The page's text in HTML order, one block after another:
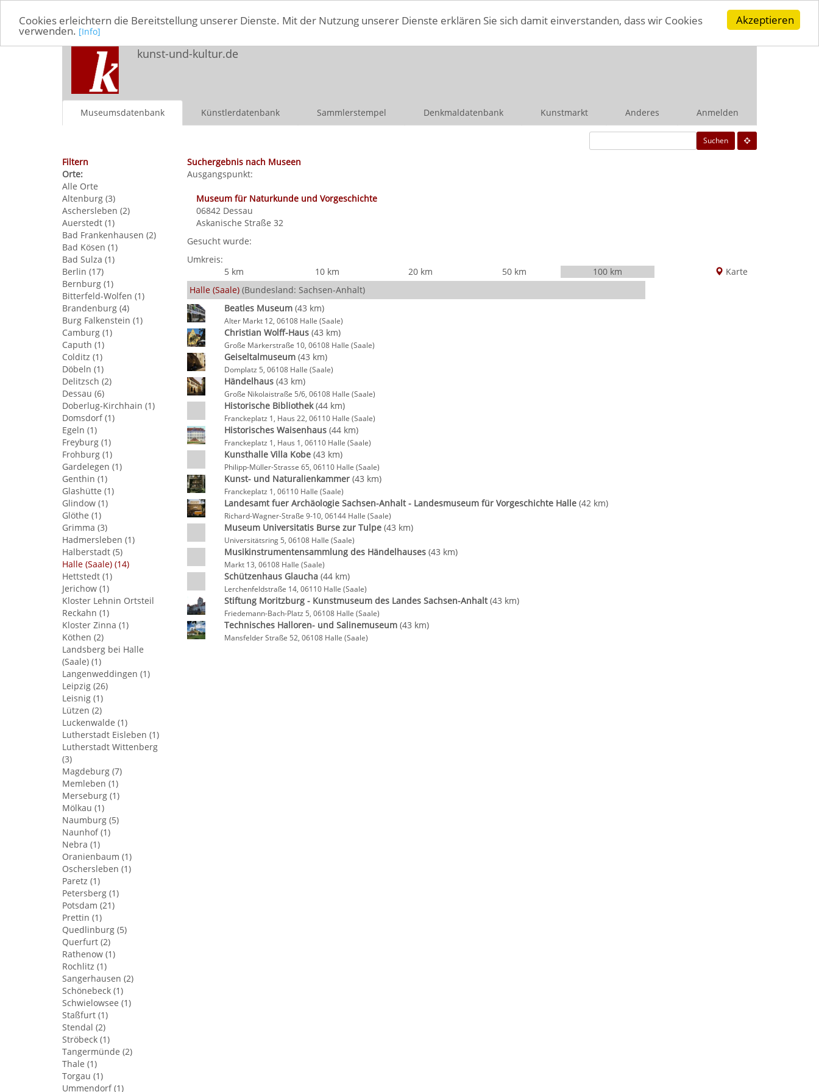
Akzeptieren
Cookies erleichtern die Bereitstellung unserer Dienste. Mit der Nutzung unserer Dienste erklären Sie sich damit einverstanden, dass wir Cookies
verwenden. [Info]
kunst-und-kultur.de
Museumsdatenbank Künstlerdatenbank Sammlerstempel Denkmaldatenbank Kunstmarkt Anderes Anmelden
Suchen
Filtern
Orte:
Alle Orte
Altenburg (3)
Aschersleben (2)
Auerstedt (1)
Bad Frankenhausen (2)
Bad Kösen (1)
Bad Sulza (1)
Berlin (17)
Bernburg (1)
Bitterfeld-Wolfen (1)
Brandenburg (4)
Burg Falkenstein (1)
Camburg (1)
Caputh (1)
Colditz (1)
Döbeln (1)
Delitzsch (2)
Dessau (6)
Doberlug-Kirchhain (1)
Domsdorf (1)
Egeln (1)
Freyburg (1)
Frohburg (1)
Gardelegen (1)
Genthin (1)
Glashütte (1)
Glindow (1)
Glöthe (1)
Grimma (3)
Hadmersleben (1)
Halberstadt (5)
Halle (Saale) (14)
Hettstedt (1)
Jerichow (1)
Kloster Lehnin Ortsteil
Reckahn (1)
Kloster Zinna (1)
Köthen (2)
Landsberg bei Halle
(Saale) (1)
Langenweddingen (1)
Leipzig (26)
Leisnig (1)
Lützen (2)
Luckenwalde (1)
Lutherstadt Eisleben (1)
Lutherstadt Wittenberg
(3)
Magdeburg (7)
Memleben (1)
Merseburg (1)
Mölkau (1)
Naumburg (5)
Naunhof (1)
Nebra (1)
Oranienbaum (1)
Oschersleben (1)
Paretz (1)
Petersberg (1)
Potsdam (21)
Prettin (1)
Quedlinburg (5)
Querfurt (2)
Rathenow (1)
Rochlitz (1)
Sangerhausen (2)
Schönebeck (1)
Schwielowsee (1)
Staßfurt (1)
Stendal (2)
Ströbeck (1)
Tangermünde (2)
Thale (1)
Torgau (1)
Ummendorf (1)
Suchergebnis nach Museen
Ausgangspunkt:
Museum für Naturkunde und Vorgeschichte
06842 Dessau
Askanische Straße 32
Gesucht wurde:
Umkreis:
5 km
10 km 20 km 50 km 100 km
Karte
Halle (Saale) (Bundesland: Sachsen-Anhalt)
Beatles Museum (43 km)
Alter Markt 12, 06108 Halle (Saale)
Christian Wolff-Haus (43 km)
Große Märkerstraße 10, 06108 Halle (Saale)
Geiseltalmuseum (43 km)
Domplatz 5, 06108 Halle (Saale)
Händelhaus (43 km)
Große Nikolaistraße 5/6, 06108 Halle (Saale)
Historische Bibliothek(44 km)
Franckeplatz 1, Haus 22, 06110 Halle (Saale)
Historisches Waisenhaus (44 km)
Franckeplatz 1, Haus 1, 06110 Halle (Saale)
Kunsthalle Villa Kobe (43 km)
Philipp-Müller-Strasse 65, 06110 Halle (Saale)
Kunst- und Naturalienkammer (43 km)
Franckeplatz 1, 06110 Halle (Saale)
Landesamt fuer Archäologie Sachsen-Anhalt - Landesmuseum für Vorgeschichte Halle (42 km)
Richard-Wagner-Straße 9-10, 06144 Halle (Saale)
Museum Universitatis Burse zur Tulpe (43 km)
Universitätsring 5, 06108 Halle (Saale)
Musikinstrumentensammlung des Händelhauses (43 km)
Markt 13, 06108 Halle (Saale)
Schützenhaus Glaucha (44 km)
Lerchenfeldstraße 14, 06110 Halle (Saale)
Stiftung Moritzburg - Kunstmuseum des Landes Sachsen-Anhalt(43 km)
Friedemann-Bach-Platz 5, 06108 Halle (Saale)
Technisches Halloren- und Salinemuseum (43 km)
Mansfelder Straße 52, 06108 Halle (Saale)